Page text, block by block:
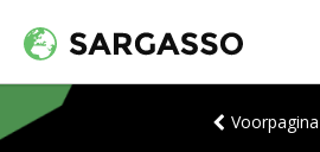
Voorpagina